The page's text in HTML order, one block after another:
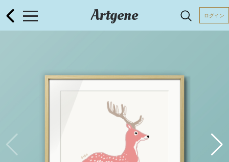
Artgene ログイン